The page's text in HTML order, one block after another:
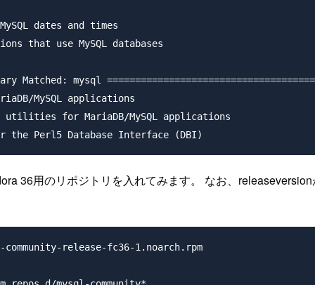
dates and times
that use MySQL databases
Matched: mysql
MySQL applications
for MariaDB/MySQL applications
36用のリポジトリを入れてみます。 なお、
release-fc36-1.noarch.rpm